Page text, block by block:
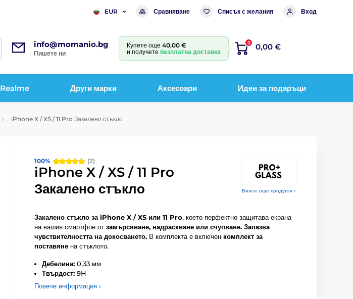
EUR Сравняване Списък с желания Вход
info@momanio.bg
Пишете ни
Купете още 40,00 €
и получете безплатна доставка
0 0,00 €
Realme Други марки Аксесоари Идеи за подаръци
iPhone X / XS / 11 Pro Закалено стъкло
100% (2)
Вижте още продукти ›
iPhone X / XS / 11 Pro
Закалено стъкло
Закалено стъкло за iPhone X / XS или 11 Pro, което перфектно защитава екрана
на вашия смартфон от замърсяване, надраскване или счупване. Запазва
чувствителността на докосването. В комплекта е включен комплект за
поставяне на стъклото.
Дебелина: 0,33 мм
Твърдост: 9H
Повече информация ›